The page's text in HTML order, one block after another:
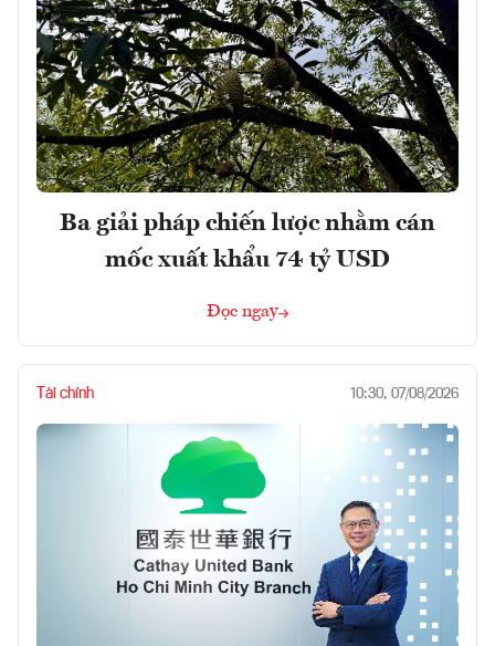
Ba giải pháp chiến lược nhằm cán
mốc xuất khẩu 74 tỷ USD
Đọc ngay
Tài chính 10:30, 07/08/2026